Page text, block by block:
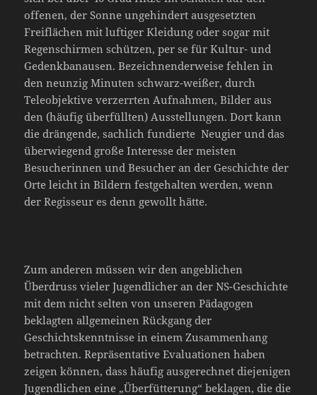
offenen, der Sonne ungehindert ausgesetzten
Freiflächen mit luftiger Kleidung oder sogar mit
Regenschirmen schützen, per se für Kultur- und
Gedenkbanausen. Bezeichnenderweise fehlen in
den neunzig Minuten schwarz-weißer, durch
Teleobjektive verzerrten Aufnahmen, Bilder aus
den (häufig überfüllten) Ausstellungen. Dort kann
die drängende, sachlich fundierte Neugier und das
überwiegend große Interesse der meisten
Besucherinnen und Besucher an der Geschichte der
Orte leicht in Bildern festgehalten werden, wenn
der Regisseur es denn gewollt hätte.
Zum anderen müssen wir den angeblichen
Überdruss vieler Jugendlicher an der NS-Geschichte
mit dem nicht selten von unseren Pädagogen
beklagten allgemeinen Rückgang der
Geschichtskenntnisse in einem Zusammenhang
betrachten. Repräsentative Evaluationen haben
zeigen können, dass häufig ausgerechnet diejenigen
Jugendlichen eine „Überfütterung“ beklagen, die die